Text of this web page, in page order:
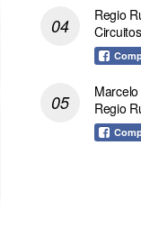
Regio
Regio